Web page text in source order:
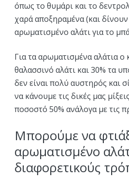
όπως το θυμάρι και το
χαρά αποξηραμένα (και δίνουν
αρωματισμένο αλάτι για το
Για τα αρωματισμένα αλάτια ο
θαλασσινό αλάτι και 30% τα
δεν είναι πολύ αυστηρός και
να κάνουμε τις δικές μας
ποσοστό 50% ανάλογα με τις
Μπορούμε να
αρωματισμένο
διαφορετικούς